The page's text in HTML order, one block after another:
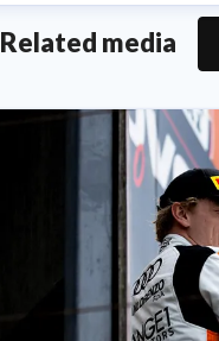
Related media